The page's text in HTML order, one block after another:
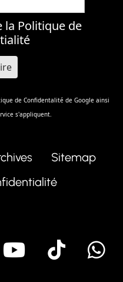
la Politique de
de Confidentalité de Google ainsi
s'appliquent.
Sitemap
Instagram
Youtube
Tik